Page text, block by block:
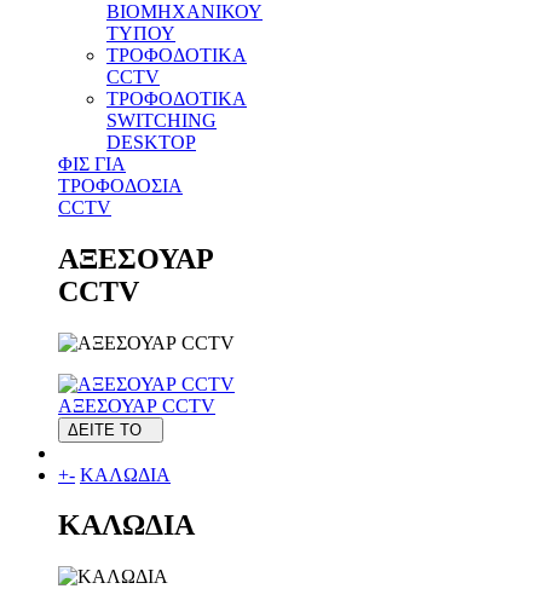
ΒΙΟΜΗΧΑΝΙΚΟΥ
ΤΥΠΟΥ
ΤΡΟΦΟΔΟΤΙΚΑ
CCTV
ΤΡΟΦΟΔΟΤΙΚΑ
SWITCHING
DESKTOP
ΦΙΣ ΓΙΑ
ΤΡΟΦΟΔΟΣΙΑ
CCTV
ΑΞΕΣΟΥΑΡ
CCTV
ΑΞΕΣΟΥΑΡ CCTV
ΔΕΙΤΕ ΤΟ
+- ΚΑΛΩΔΙΑ
ΚΑΛΩΔΙΑ